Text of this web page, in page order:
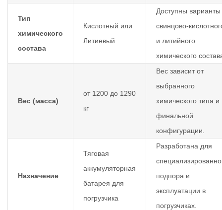
Тип
химического
состава
Кислотный или
Литиевый
Доступны варианты
свинцово-
и литийного
химического
Вес (масса)
от 1200 до 1290
кг
Вес зависит от
выбранного
химического типа и
финальной
конфигурации.
Назначение
Тяговая
аккумуляторная
батарея для
погрузчика
Разработана для
подпора и
эксплуатации в
погрузчиках.